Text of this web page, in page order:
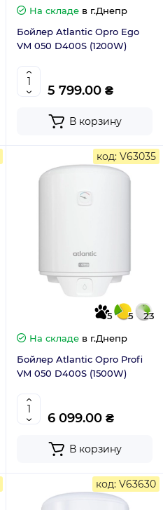
На складе в г.Днепр
Бойлер Atlantic Opro Ego
VM 050 D400S (1200W)
5 799.00 ₴
В корзину
код: V63035
5 5
23
На складе в г.Днепр
Бойлер Atlantic Opro Profi
VM 050 D400S (1500W)
6 099.00 ₴
В корзину
код: V63630